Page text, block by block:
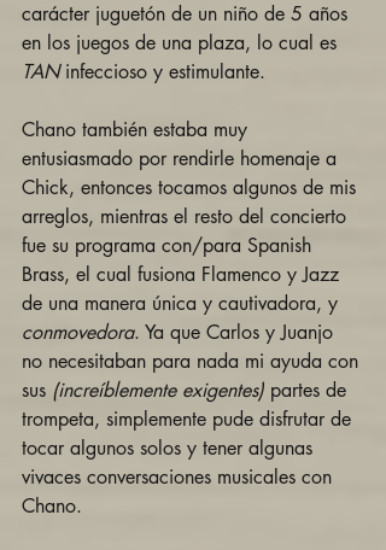
carácter juguetón de un niño de 5 años
en los juegos de una plaza, lo cual es
TAN infeccioso y estimulante.
Chano también estaba muy
entusiasmado por rendirle homenaje a
Chick, entonces tocamos algunos de mis
arreglos, mientras el resto del concierto
fue su programa con/para Spanish
Brass, el cual fusiona Flamenco y Jazz
de una manera única y cautivadora, y
conmovedora. Ya que Carlos y Juanjo
no necesitaban para nada mi ayuda con
sus (increíblemente exigentes) partes de
trompeta, simplemente pude disfrutar de
tocar algunos solos y tener algunas
vivaces conversaciones musicales con
Chano.